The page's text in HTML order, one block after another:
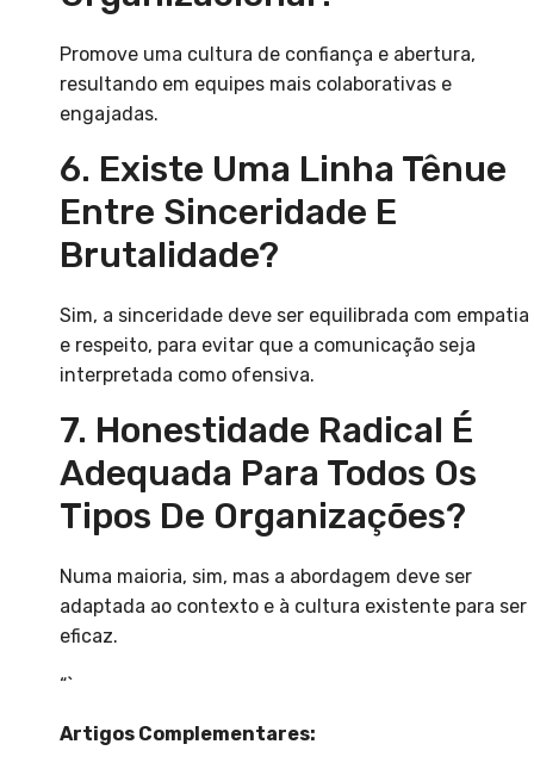
Promove uma cultura de confiança e abertura,
resultando em equipes mais colaborativas e
engajadas.
6. Existe Uma Linha Tênue
Entre Sinceridade E
Brutalidade?
Sim, a sinceridade deve ser equilibrada com empatia
e respeito, para evitar que a comunicação seja
interpretada como ofensiva.
7. Honestidade Radical É
Adequada Para Todos Os
Tipos De Organizações?
Numa maioria, sim, mas a abordagem deve ser
adaptada ao contexto e à cultura existente para ser
eficaz.
“`
Artigos Complementares: